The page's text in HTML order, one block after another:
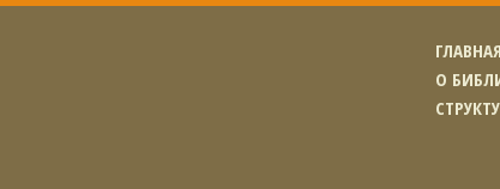
ГЛАВНАЯ
О